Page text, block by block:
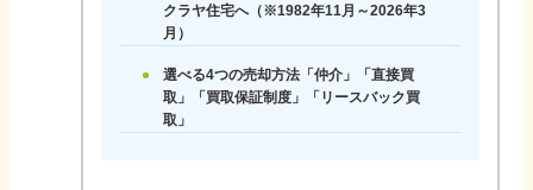
クラヤ住宅へ（※1982年11月～2026年3
月）
選べる4つの売却方法「仲介」「直接買
取」「買取保証制度」「リースバック買
取」